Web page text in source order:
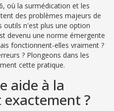
où la surmédication et les
des problèmes majeurs de
outils n'est plus une option
devenu une norme émergente
fonctionnent-elles vraiment ?
? Plongeons dans les
cette pratique.
aide à la
?